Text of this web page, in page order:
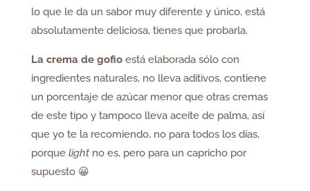
lo que le da un sabor muy diferente y único, está
absolutamente deliciosa, tienes que probarla.
La crema de gofioestá elaborada sólo con
ingredientes naturales, no lleva aditivos, contiene
un porcentaje de azúcar menor que otras cremas
de este tipo y tampoco lleva aceite de palma, así
que yo te la recomiendo, no para todos los días,
porque lightno es, pero para un capricho por
supuesto 😀